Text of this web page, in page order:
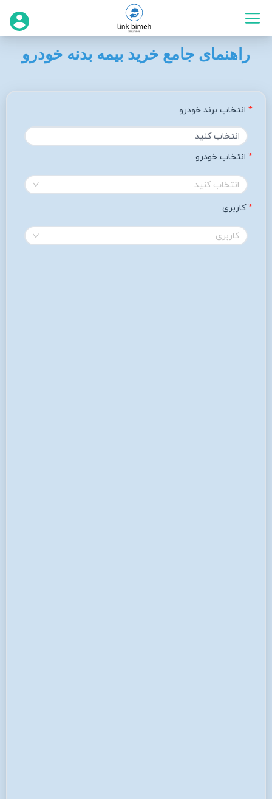
راهنمای جامع خرید بیمه بدنه خودرو
انتخاب برند خودرو
انتخاب خودرو
انتخاب کنید
کاربری
کاربری